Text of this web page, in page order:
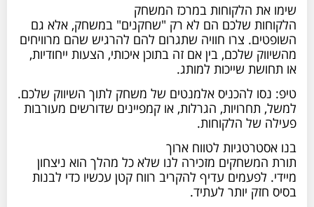
שימו את הלקוחות במרכז המשחק
הלקוחות שלכם הם לא רק "שחקנים" במשחק, אלא גם
השופטים. צרו חוויה שתגרום להם להרגיש שהם מרוויחים
מהשיווק שלכם, בין אם זה בתוכן איכותי, הצעות ייחודיות,
או תחושת שייכות למותג.
טיפ: נסו להכניס אלמנטים של משחק לתוך השיווק שלכם.
למשל, תחרויות, הגרלות, או קמפיינים שדורשים מעורבות
פעילה של הלקוחות.
בנו אסטרטגיות לטווח ארוך
תורת המשחקים מזכירה לנו שלא כל מהלך הוא ניצחון
מיידי. לפעמים עדיף להקריב רווח קטן עכשיו כדי לבנות
בסיס חזק יותר לעתיד.